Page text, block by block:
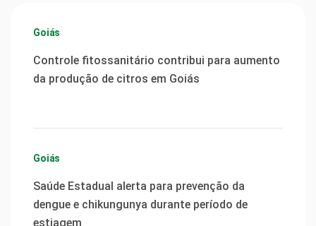
Goiás
Controle fitossanitário contribui para aumento
da produção de citros em Goiás
Goiás
Saúde Estadual alerta para prevenção da
dengue e chikungunya durante período de
estiagem